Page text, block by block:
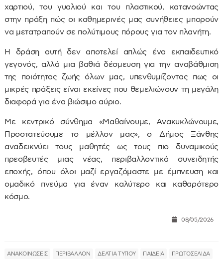
χαρτιού, του γυαλιού και του πλαστικού, κατανοώντας
στην πράξη πώς οι καθημερινές μας συνήθειες μπορούν
να μετατραπούν σε πολύτιμους πόρους για τον πλανήτη.
Η δράση αυτή δεν αποτελεί απλώς ένα εκπαιδευτικό
γεγονός, αλλά μια βαθιά δέσμευση για την αναβάθμιση
της ποιότητας ζωής όλων μας, υπενθυμίζοντας πως οι
μικρές πράξεις είναι εκείνες που θεμελιώνουν τη μεγάλη
διαφορά για ένα βιώσιμο αύριο.
Με κεντρικό σύνθημα «Μαθαίνουμε, Ανακυκλώνουμε,
Προστατεύουμε το μέλλον μας», ο Δήμος Ξάνθης
αναδεικνύει τους μαθητές ως τους πιο δυναμικούς
πρεσβευτές μιας νέας, περιβαλλοντικά συνειδητής
εποχής, όπου όλοι μαζί εργαζόμαστε με έμπνευση και
ομαδικό πνεύμα για έναν καλύτερο και καθαρότερο
κόσμο.
08/05/2026
ΑΝΑΚΟΙΝΩΣΕΙΣ ΠΕΡΙΒΑΛΛΟΝ ΔΕΛΤΙΑ ΤΥΠΟΥ ΠΑΙΔΕΙΑ ΠΡΩΤΟΣΕΛΙΔΑ